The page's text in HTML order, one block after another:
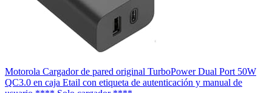
Motorola Cargador de pared original TurboPower Dual Port 50W
QC3.0 en caja Etail con etiqueta de autenticación y manual de